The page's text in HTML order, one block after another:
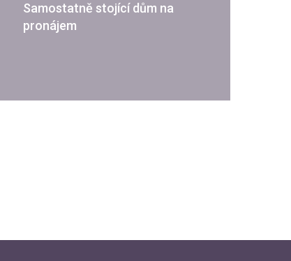
Samostatně stojící dům na
pronájem